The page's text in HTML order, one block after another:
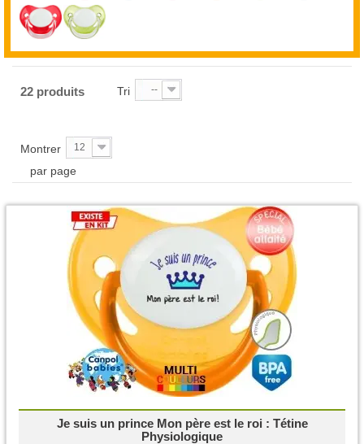
22 produits Tri --
Montrer 12
par page
Je suis un prince Mon père est le roi : Tétine
Physiologique